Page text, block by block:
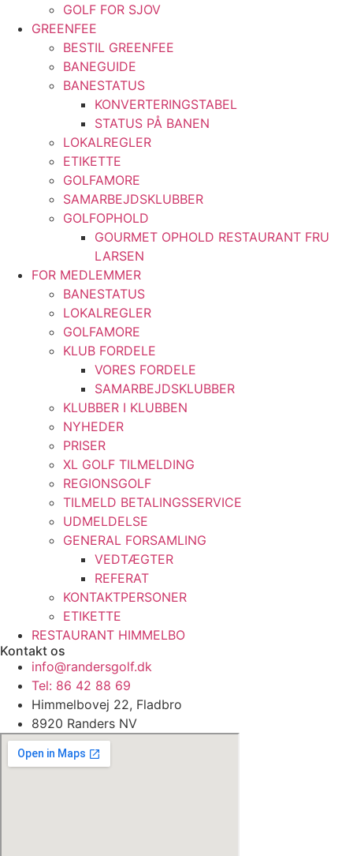
GOLF FOR SJOV
GREENFEE
BESTIL GREENFEE
BANEGUIDE
BANESTATUS
KONVERTERINGSTABEL
STATUS PÅ BANEN
LOKALREGLER
ETIKETTE
GOLFAMORE
SAMARBEJDSKLUBBER
GOLFOPHOLD
GOURMET OPHOLD RESTAURANT FRU
LARSEN
FOR MEDLEMMER
BANESTATUS
LOKALREGLER
GOLFAMORE
KLUB FORDELE
VORES FORDELE
SAMARBEJDSKLUBBER
KLUBBER I KLUBBEN
NYHEDER
PRISER
XL GOLF TILMELDING
REGIONSGOLF
TILMELD BETALINGSSERVICE
UDMELDELSE
GENERAL FORSAMLING
VEDTÆGTER
REFERAT
KONTAKTPERSONER
ETIKETTE
RESTAURANT HIMMELBO
Kontakt os
info@randersgolf.dk
Tel: 86 42 88 69
Himmelbovej 22, Fladbro
8920 Randers NV